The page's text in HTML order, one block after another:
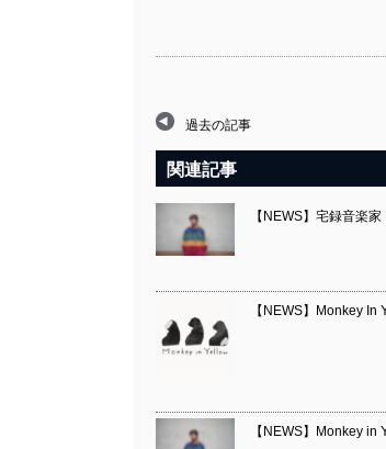
過去の記事
関連記事
【NEWS】宅録音楽
【NEWS】Monkey
【NEWS】Monkey